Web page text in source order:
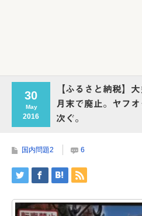
30
May
2016
【ふるさと納税】
月末で廃止。ヤフ
次ぐ。
国内問題2 6